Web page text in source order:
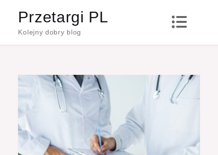
content
Przetargi PL
Kolejny dobry blog